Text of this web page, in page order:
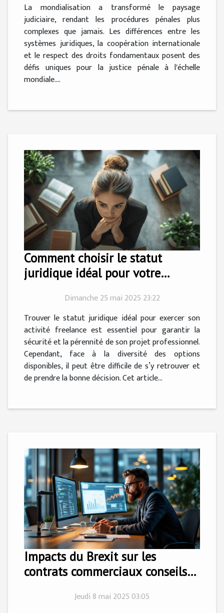
La mondialisation a transformé le paysage
judiciaire, rendant les procédures pénales plus
complexes que jamais. Les différences entre les
systèmes juridiques, la coopération internationale
et le respect des droits fondamentaux posent des
défis uniques pour la justice pénale à l'échelle
mondiale....
Comment choisir le statut
juridique idéal pour votre
Dimanche 25 mai 2025 23:22
Trouver le statut juridique idéal pour exercer son
activité freelance est essentiel pour garantir la
sécurité et la pérennité de son projet professionnel.
Cependant, face à la diversité des options
disponibles, il peut être difficile de s’y retrouver et
de prendre la bonne décision. Cet article...
Impacts du Brexit sur les
contrats commerciaux conseils
Jeudi 8 mai 2025 03:05